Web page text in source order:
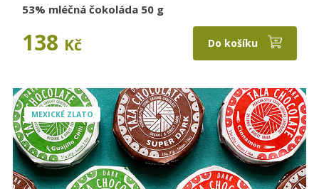
53% mléčná čokoláda 50 g
138 Kč Do košíku
MEXICKÉ ZLATO